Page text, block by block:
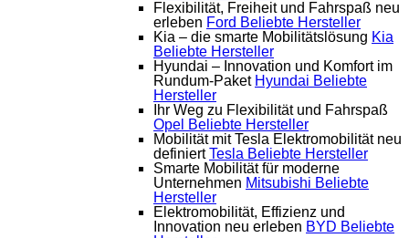
Flexibilität, Freiheit und Fahrspaß neu
erleben Ford Beliebte Hersteller
Kia – die smarte Mobilitätslösung Kia
Beliebte Hersteller
Hyundai – Innovation und Komfort im
Rundum-Paket Hyundai Beliebte
Hersteller
Ihr Weg zu Flexibilität und Fahrspaß
Opel Beliebte Hersteller
Mobilität mit Tesla Elektromobilität neu
definiert Tesla Beliebte Hersteller
Smarte Mobilität für moderne
Unternehmen Mitsubishi Beliebte
Hersteller
Elektromobilität, Effizienz und
Innovation neu erleben BYD Beliebte